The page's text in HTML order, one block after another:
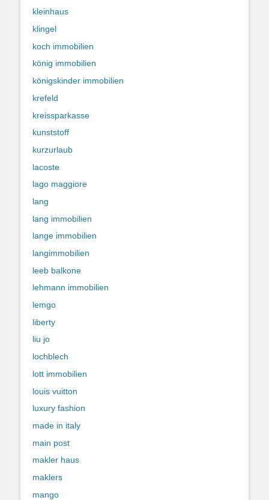
kleinhaus
klingel
koch immobilien
könig immobilien
königskinder immobilien
krefeld
kreissparkasse
kunststoff
kurzurlaub
lacoste
lago maggiore
lang
lang immobilien
lange immobilien
langimmobilien
leeb balkone
lehmann immobilien
lemgo
liberty
liu jo
lochblech
lott immobilien
louis vuitton
luxury fashion
made in italy
main post
makler haus
maklers
mango